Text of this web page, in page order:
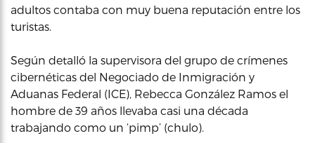
adultos contaba con muy buena reputación entre los
turistas.
Según detalló la supervisora del grupo de crímenes
cibernéticas del Negociado de Inmigración y
Aduanas Federal (ICE), Rebecca González Ramos el
hombre de 39 años llevaba casi una década
trabajando como un ‘pimp’ (chulo).